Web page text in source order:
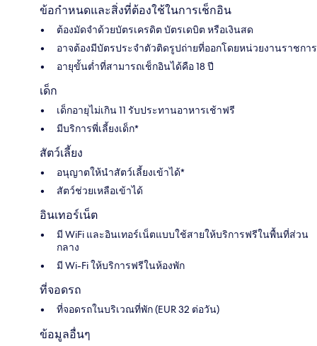
ข้อกำหนดและสิ่งที่ต้องใช้ในการเช็กอิน
ต้องมัดจำด้วยบัตรเครดิต บัตรเดบิต หรือเงินสด
อาจต้องมีบัตรประจำตัวติดรูปถ่ายที่ออกโดยหน่วยงานราชการ
อายุขั้นต่ำที่สามารถเช็กอินได้คือ 18 ปี
เด็ก
เด็กอายุไม่เกิน 11 รับประทานอาหารเช้าฟรี
มีบริการพี่เลี้ยงเด็ก*
สัตว์เลี้ยง
อนุญาตให้นำสัตว์เลี้ยงเข้าได้*
สัตว์ช่วยเหลือเข้าได้
อินเทอร์เน็ต
มี WiFi และอินเทอร์เน็ตแบบใช้สายให้บริการฟรีในพื้นที่ส่วน
กลาง
มี Wi-Fi ให้บริการฟรีในห้องพัก
ที่จอดรถ
ที่จอดรถในบริเวณที่พัก (EUR 32 ต่อวัน)
ข้อมูลอื่นๆ